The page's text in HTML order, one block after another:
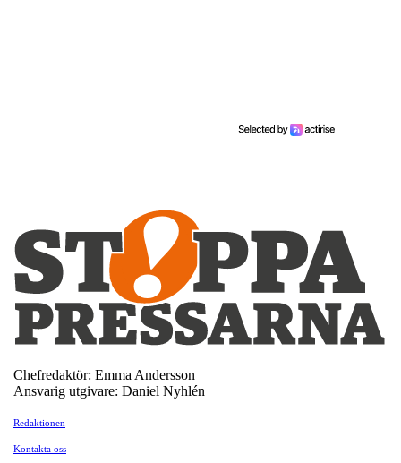
Chefredaktör: Emma Andersson
Ansvarig utgivare: Daniel Nyhlén
Redaktionen
Kontakta oss